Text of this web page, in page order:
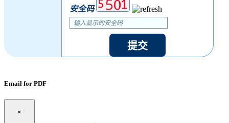
安全码
提交
Email for PDF
×